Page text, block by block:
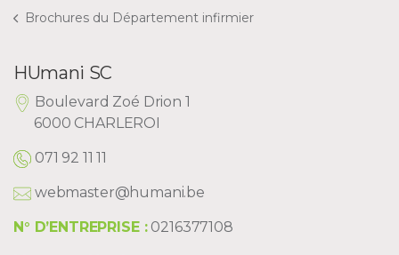
Brochures du Département infirmier
HUmani SC
Boulevard Zoé Drion 1
6000 CHARLEROI
071 92 11 11
webmaster@humani.be
N° D’ENTREPRISE :0216377108